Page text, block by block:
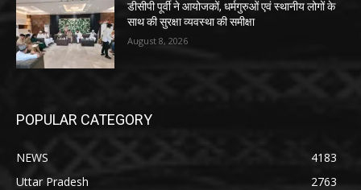
डीसीपी पूर्वी ने आयोजकों, धर्मगुरुओं एवं स्थानीय लोगों के
साथ की सुरक्षा व्यवस्था की समीक्षा
August 8, 2026
POPULAR CATEGORY
NEWS
4183
Uttar Pradesh
2763